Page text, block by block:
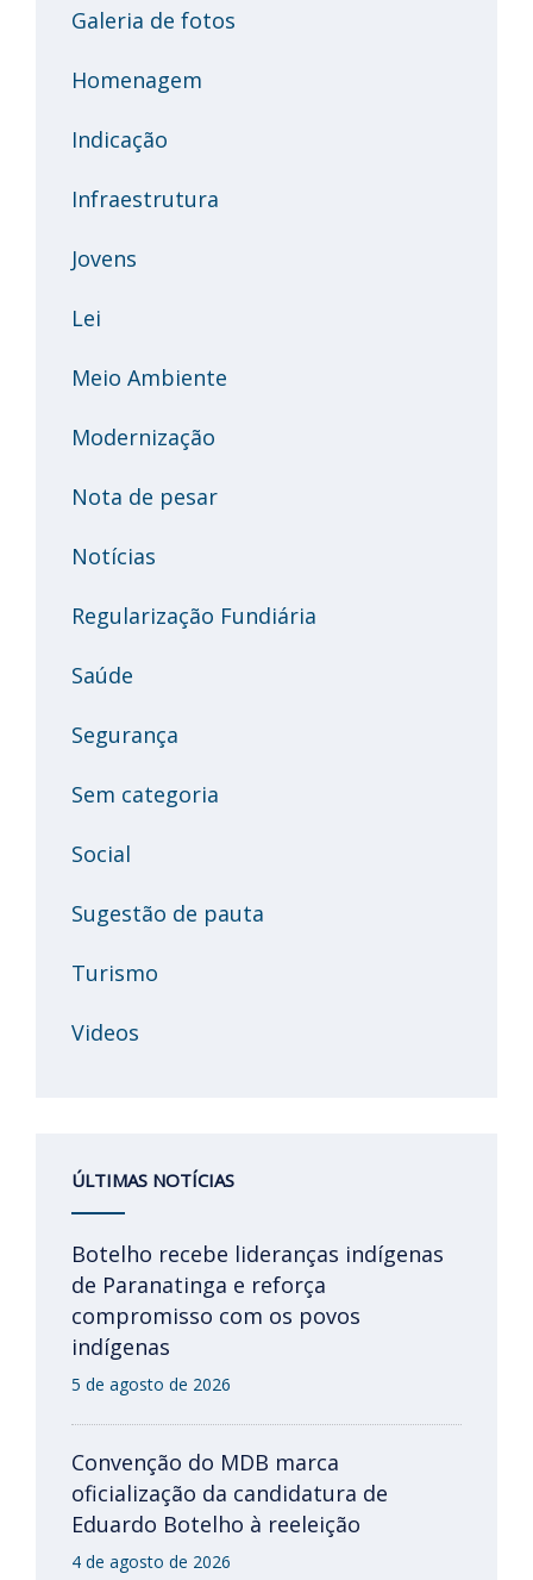
Galeria de fotos
Homenagem
Indicação
Infraestrutura
Jovens
Lei
Meio Ambiente
Modernização
Nota de pesar
Notícias
Regularização Fundiária
Saúde
Segurança
Sem categoria
Social
Sugestão de pauta
Turismo
Videos
ÚLTIMAS NOTÍCIAS
Botelho recebe lideranças indígenas
de Paranatinga e reforça
compromisso com os povos
indígenas
5 de agosto de 2026
Convenção do MDB marca
oficialização da candidatura de
Eduardo Botelho à reeleição
4 de agosto de 2026